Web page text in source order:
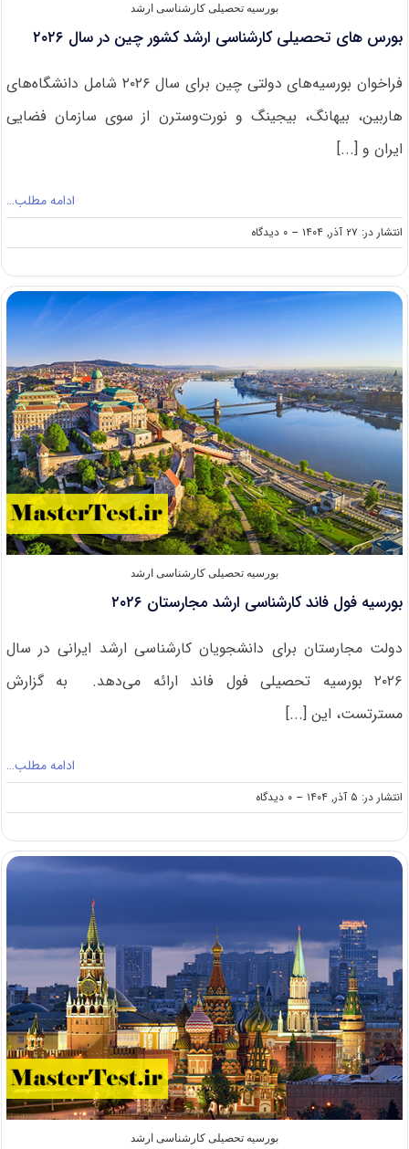
بورسیه تحصیلی کارشناسی ارشد
بورس های تحصیلی کارشناسی ارشد کشور چین در سال ۲۰۲۶
فراخوان بورسیه‌های دولتی چین برای سال ۲۰۲۶ شامل دانشگاه‌های
هاربین، بیهانگ، بیجینگ و نورت‌وسترن از سوی سازمان فضایی
ایران و [...]
ادامه مطلب…
انتشار در: ۲۷ آذر, ۱۴۰۴ -- ۰ دیدگاه
on
بورس
تحصیلی
کارشناسی
ارشد
کشور
چین
در
سال
۲۰۲۶
بورسیه تحصیلی کارشناسی ارشد
بورسیه فول فاند کارشناسی ارشد مجارستان ۲۰۲۶
دولت مجارستان برای دانشجویان کارشناسی ارشد ایرانی در سال
۲۰۲۶ بورسیه‌ تحصیلی فول فاند ارائه می‌دهد. به گزارش
مسترتست، این [...]
ادامه مطلب…
انتشار در: ۵ آذر, ۱۴۰۴ -- ۰ دیدگاه
on
بورسیه
فاند
ارشد
بورسیه تحصیلی کارشناسی ارشد